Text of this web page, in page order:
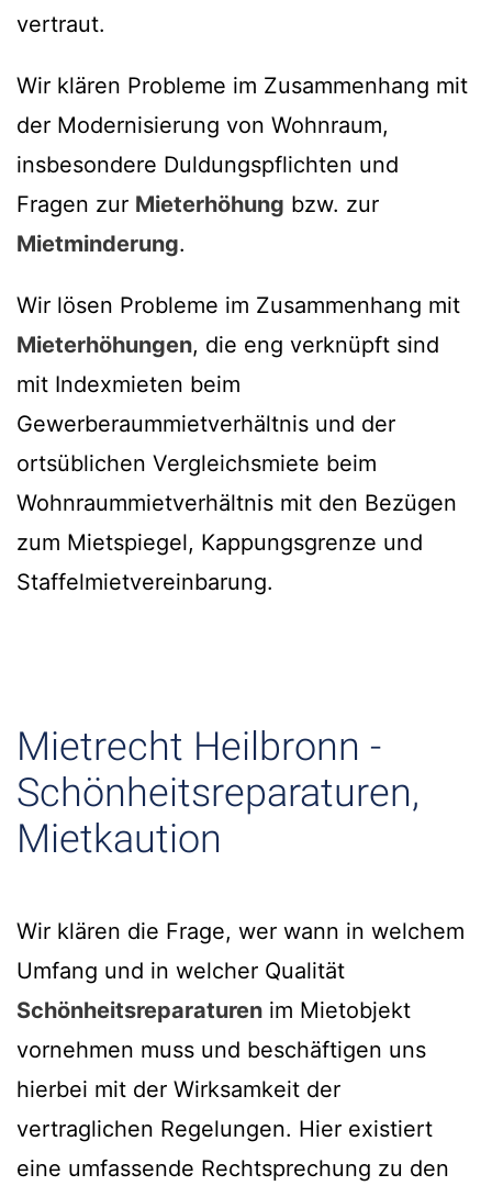
vertraut.
Wir klären Probleme im Zusammenhang mit
der Modernisierung von Wohnraum,
insbesondere Duldungspflichten und
Fragen zur Mieterhöhung bzw. zur
Mietminderung.
Wir lösen Probleme im Zusammenhang mit
Mieterhöhungen, die eng verknüpft sind
mit Indexmieten beim
Gewerberaummietverhältnis und der
ortsüblichen Vergleichsmiete beim
Wohnraummietverhältnis mit den Bezügen
zum Mietspiegel, Kappungsgrenze und
Staffelmietvereinbarung.
Mietrecht Heilbronn -
Schönheitsreparaturen,
Mietkaution
Wir klären die Frage, wer wann in welchem
Umfang und in welcher Qualität
Schönheitsreparaturen im Mietobjekt
vornehmen muss und beschäftigen uns
hierbei mit der Wirksamkeit der
vertraglichen Regelungen. Hier existiert
eine umfassende Rechtsprechung zu den